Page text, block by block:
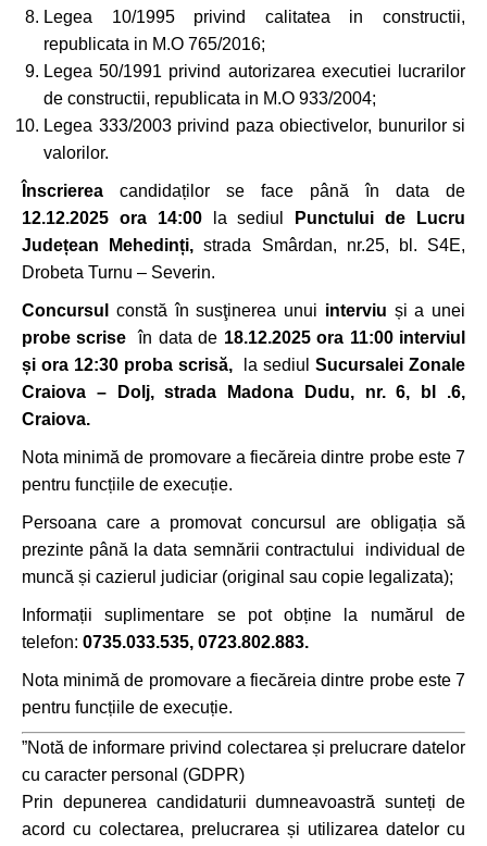
Legea 10/1995 privind calitatea in constructii,
republicata in M.O 765/2016;
Legea 50/1991 privind autorizarea executiei lucrarilor
de constructii, republicata in M.O 933/2004;
Legea 333/2003 privind paza obiectivelor, bunurilor si
valorilor.
Înscrierea candidaților se face până în data de
12.12.2025 ora 14:00la sediul
Punctului de Lucru
Județean Mehedinți,strada Smârdan, nr.25, bl. S4E,
Drobeta Turnu – Severin.
Concursul constă în susţinerea unui interviu și a unei
probe scrise în data de 18.12.2025 ora 11:00 interviul
și ora 12:30 proba scrisă, la sediul Sucursalei Zonale
Craiova – Dolj, strada Madona Dudu, nr. 6, bl .6,
Craiova.
Nota minimă de promovare a fiecăreia dintre probe este 7
pentru funcțiile de execuție.
Persoana care a promovat concursul are obligația să
prezinte până la data semnării contractului individual de
muncă și cazierul judiciar (original sau copie legalizata);
Informații suplimentare se pot obține la numărul de
telefon: 0735.033.535, 0723.802.883.
Nota minimă de promovare a fiecăreia dintre probe este 7
pentru funcțiile de execuție.
”Notă de informare privind colectarea și prelucrare datelor
cu caracter personal (GDPR)
Prin depunerea candidaturii dumneavoastră sunteți de
acord cu colectarea, prelucrarea și utilizarea datelor cu